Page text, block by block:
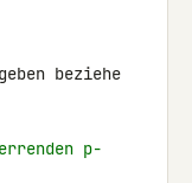
beziehe
p-